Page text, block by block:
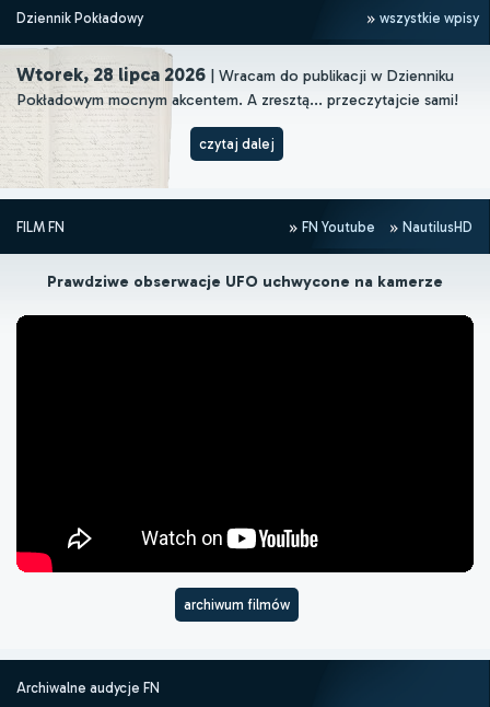
Dziennik Pokładowy wszystkie wpisy
Wtorek, 28 lipca 2026 | Wracam do publikacji w Dzienniku
Pokładowym mocnym akcentem. A zresztą... przeczytajcie sami!
czytaj dalej
FILM FN FN Youtube NautilusHD
Prawdziwe obserwacje UFO uchwycone na kamerze
archiwum filmów
Archiwalne audycje FN